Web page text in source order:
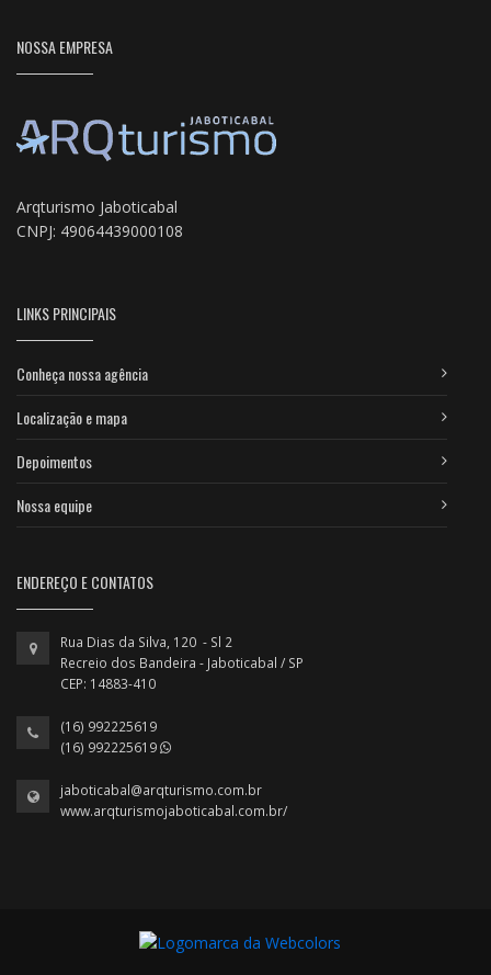
NOSSA EMPRESA
Arqturismo Jaboticabal
CNPJ: 49064439000108
LINKS PRINCIPAIS
Conheça nossa agência
Localização e mapa
Depoimentos
Nossa equipe
ENDEREÇO E CONTATOS
Rua Dias da Silva, 120 - Sl 2
Recreio dos Bandeira - Jaboticabal / SP
CEP: 14883-410
(16) 992225619
(16) 992225619
jaboticabal@arqturismo.com.br
www.arqturismojaboticabal.com.br/